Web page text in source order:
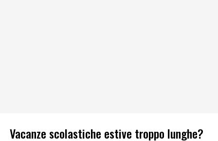
Vacanze scolastiche estive troppo lunghe?